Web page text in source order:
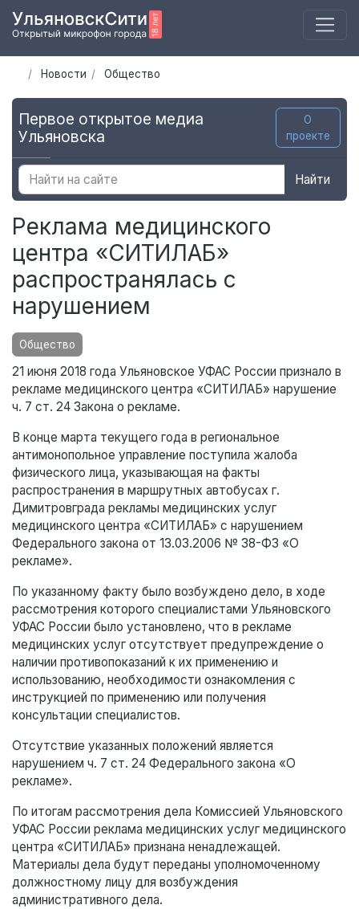
Новости Общество
Первое открытое медиа
Ульяновска
О
проекте
Найти
Реклама медицинского
центра «СИТИЛАБ»
распространялась с
нарушением
Общество
21 июня 2018 года Ульяновское УФАС России признало в
рекламе медицинского центра «СИТИЛАБ» нарушение
ч. 7 ст. 24 Закона о рекламе.
В конце марта текущего года в региональное
антимонопольное управление поступила жалоба
физического лица, указывающая на факты
распространения в маршрутных автобусах г.
Димитровграда рекламы медицинских услуг
медицинского центра «СИТИЛАБ» с нарушением
Федерального закона от 13.03.2006 № 38-ФЗ «О
рекламе».
По указанному факту было возбуждено дело, в ходе
рассмотрения которого специалистами Ульяновского
УФАС России было установлено, что в рекламе
медицинских услуг отсутствует предупреждение о
наличии противопоказаний к их применению и
использованию, необходимости ознакомления с
инструкцией по применению или получения
консультации специалистов.
Отсутствие указанных положений является
нарушением ч. 7 ст. 24 Федерального закона «О
рекламе».
По итогам рассмотрения дела Комиссией Ульяновского
УФАС России реклама медицинских услуг медицинского
центра «СИТИЛАБ» признана ненадлежащей.
Материалы дела будут переданы уполномоченному
должностному лицу для возбуждения
административного дела.